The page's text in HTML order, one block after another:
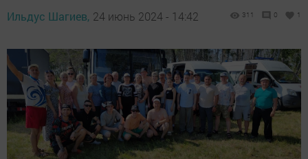
Ильдус Шагиев, 24 июнь 2024 - 14:42 311 0 1